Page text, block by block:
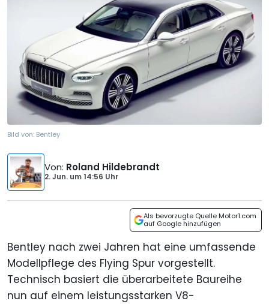
Bild von: Bentley
Von: Roland Hildebrandt
2. Jun. um14:56 Uhr
Als bevorzugte Quelle Motor1.com
auf Google hinzufügen
Bentley nach zwei Jahren hat eine umfassende
Modellpflege des Flying Spur vorgestellt.
Technisch basiert die überarbeitete Baureihe
nun auf einem leistungsstarken V8-